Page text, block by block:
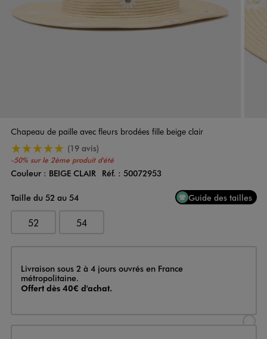
Chapeau de paille avec fleurs brodées fille beige clair
-50% sur le 2ème produit d'été
5/5 de moyenne(19 avis)
Couleur
Couleur : BEIGE CLAIR Réf. : 50072953
Taille du 52 au 54
Guide des tailles
52 54
Livraison
Livraison sous 2 à 4 jours ouvrés en France
métropolitaine.
Offert dès 40€ d'achat.